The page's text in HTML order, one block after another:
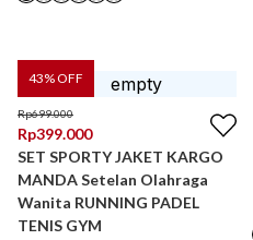
43% OFF
Rp699.000
Rp399.000
SET SPORTY JAKET KARGO
MANDA Setelan Olahraga
Wanita RUNNING PADEL
TENIS GYM